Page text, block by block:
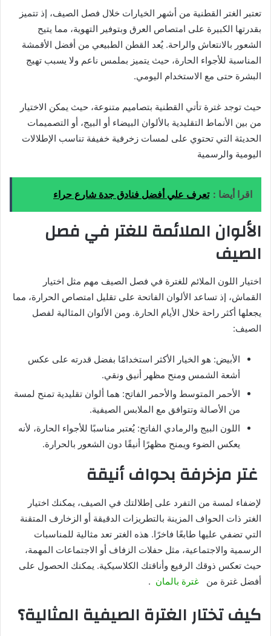
تعتبر الغتر القطنية من أشهر الخيارات خلال فصل الصيف، إذ تتميز
بقدرتها الكبيرة على امتصاص العرق وبتوفير التهوية، مما يتيح
الشعور بالانتعاش والراحة. يُعد القطن الطبيعي من أفضل الأقمشة
المناسبة للأجواء الحارة، حيث يتميز بملمس ناعم ولا يسبب تهيج
البشرة حتى مع الاستخدام اليومي.
حيث توجد غترة تأتي القطنية بتصاميم متنوعة، حيث يمكن الاختيار
من بين الأنماط التقليدية بالألوان البيضاء أو البيج، أو التصميمات
الحديثة التي تحتوي على لمسات زخرفية خفيفة تناسب الإطلالات
اليومية والرسمية
اقرا أيضا : تعرف علي أفضل فنادق جدة شارع حراء
الألوان الملائمة للغتر في فصل
الصيف
اختيار اللون الملائم للغترة في فصل الصيف مهم مثل اختيار
القماش، إذ تساعد الألوان الفاتحة على تقليل امتصاص الحرارة، مما
يجعلها أكثر راحة خلال الأيام الحارة. ومن الألوان المثالية لفصل
الصيف:
الأبيض: هو الخيار الأكثر استخدامًا بفضل قدرته على عكس
أشعة الشمس ومنح مظهر أنيق ونقي.
الأحمر المتوسط والأحمر الفاتح: هما ألوان تقليدية تمنح لمسة
من الأصالة وتتوافق مع الملابس الصيفية.
اللون البيج والرمادي الفاتح: يُعتبر مناسبًا للأجواء الحارة، لأنه
يعكس الضوء ويمنح مظهرًا أنيقًا دون الشعور بالحرارة.
غتر مزخرفة بحواف أنيقة
لإضفاء لمسة من التفرد على إطلالتك في الصيف، يمكنك اختيار
الغتر ذات الحواف المزينة بالتطريزات الدقيقة أو الزخارف المتقنة
التي تضفي عليها طابعًا فاخرًا. هذه الغتر تعد مثالية للمناسبات
الرسمية والاجتماعية، مثل حفلات الزفاف أو الاجتماعات المهمة،
حيث تعكس ذوقك الرفيع وأناقتك الكلاسيكية. يمكنك الحصول على
أفضل غترة من
غترة بالمان .
كيف تختار الغترة الصيفية المثالية؟